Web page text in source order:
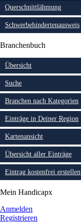
Querschnittlähmung
Schwerbehindertenausweis
Branchenbuch
Übersicht
Suche
Branchen nach Kategorien
Einträge in Deiner Region
Kartenansicht
Übersicht aller Einträge
Eintrag kostenfrei erstellen
Mein Handicapx
Anmelden
Registrieren